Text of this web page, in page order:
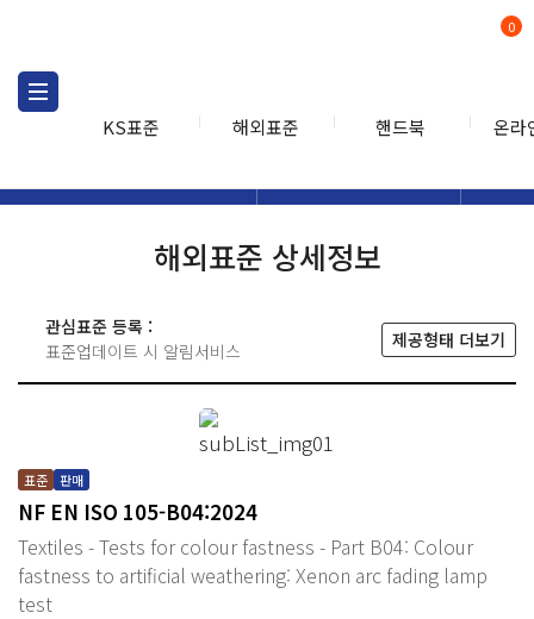
KS표준 해외표준 핸드북 온라
0
해외표준 상세정보
관심표준 등록 :
표준업데이트 시 알림서비스
제공형태 더보기
표준 판매
NF EN ISO 105-B04:2024
Textiles - Tests for colour fastness - Part B04: Colour
fastness to artificial weathering: Xenon arc fading lamp
test